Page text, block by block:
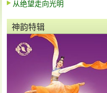
从绝望走向光明
神韵特辑